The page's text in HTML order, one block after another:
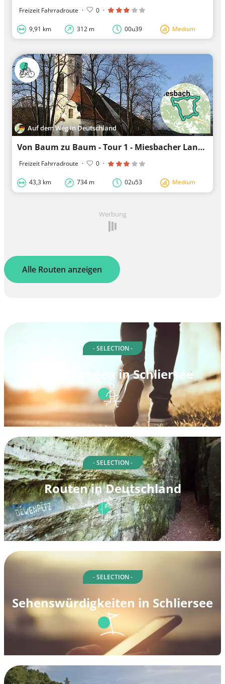
Freizeit Fahrradroute · 0 ·
9,91 km 312 m 00u39 Medium
Auf dem Weg in Deutschland
Von Baum zu Baum - Tour 1 - Miesbacher Land
Freizeit Fahrradroute · 0 ·
43,3 km 734 m 02u53 Medium
Werbung
Alle Routen anzeigen
- SELECTION -
Spazierwegen in Schliersee
- SELECTION -
Routen in Deutschland
- SELECTION -
Sehenswürdigkeiten in Schliersee